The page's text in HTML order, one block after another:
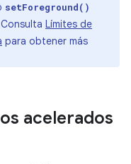
setForeground()
Límites de
para obtener más
acelerados